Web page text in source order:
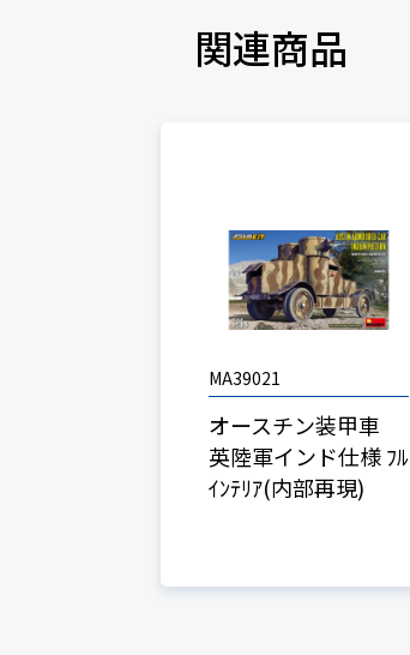
関連商品
MA39021
オースチン装甲車
英陸軍インド仕様 ﾌﾙ
ｲﾝﾃﾘｱ(内部再現)